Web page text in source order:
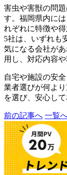
害虫や害獣の問
す。福岡県内に
れぞれに特徴や
5社は、いずれも
気になる会社が
用し、対応内容
自宅や施設の安
業者選びが何よ
を選び、安心し
前の記事へ 一覧